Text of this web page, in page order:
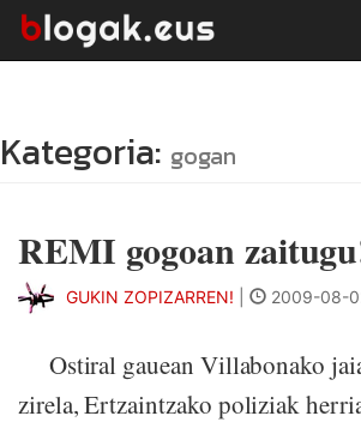
Kategoria: gogan
REMI gogoan
GUKIN ZOPIZARREN! 2009-08-
Ostiral gauean Villabonako
zirela, Ertzaintzako poliziak